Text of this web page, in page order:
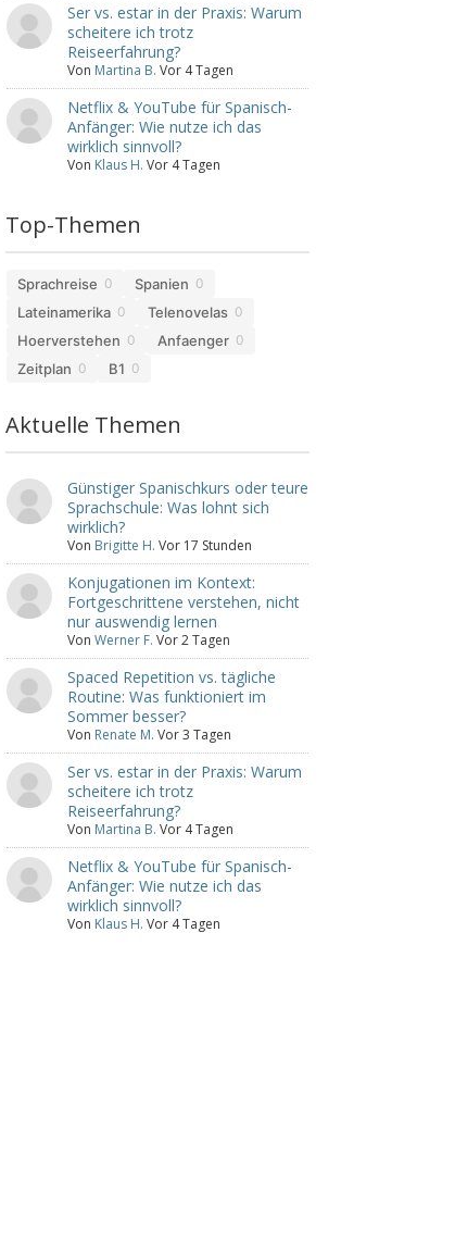
Ser vs. estar in der Praxis: Warum
scheitere ich trotz
Reiseerfahrung?
Von Martina B. Vor 4 Tagen
Netflix & YouTube für Spanisch-
Anfänger: Wie nutze ich das
wirklich sinnvoll?
Von Klaus H. Vor 4 Tagen
Top-Themen
Sprachreise 0 Spanien 0
Lateinamerika 0 Telenovelas 0
Hoerverstehen 0 Anfaenger 0
Zeitplan 0 B1 0
Aktuelle Themen
Günstiger Spanischkurs oder teure
Sprachschule: Was lohnt sich
wirklich?
Von Brigitte H. Vor 17 Stunden
Konjugationen im Kontext:
Fortgeschrittene verstehen, nicht
nur auswendig lernen
Von Werner F. Vor 2 Tagen
Spaced Repetition vs. tägliche
Routine: Was funktioniert im
Sommer besser?
Von Renate M. Vor 3 Tagen
Ser vs. estar in der Praxis: Warum
scheitere ich trotz
Reiseerfahrung?
Von Martina B. Vor 4 Tagen
Netflix & YouTube für Spanisch-
Anfänger: Wie nutze ich das
wirklich sinnvoll?
Von Klaus H. Vor 4 Tagen